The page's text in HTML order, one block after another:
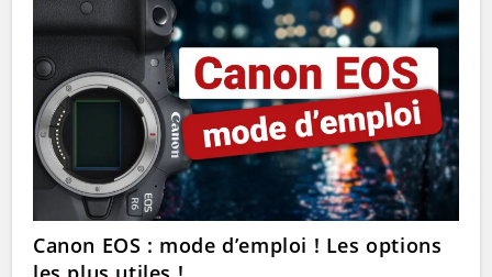
Bases
!
Canon EOS : mode d’emploi ! Les options